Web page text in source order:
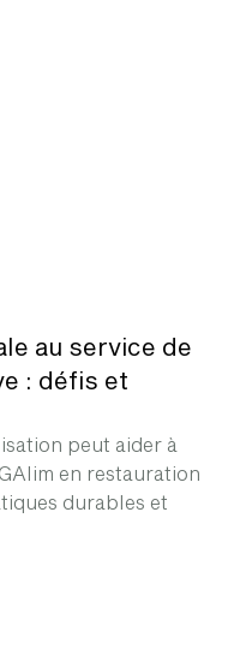
au service de
: défis et
peut aider à
en restauration
durables et